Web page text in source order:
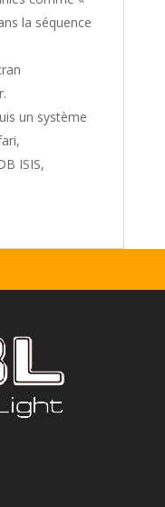
la séquence
un système
ISIS,